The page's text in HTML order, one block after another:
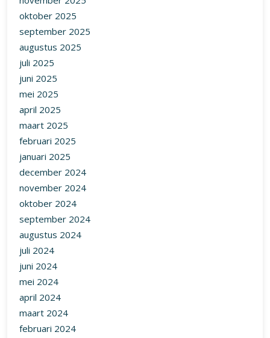
oktober 2025
september 2025
augustus 2025
juli 2025
juni 2025
mei 2025
april 2025
maart 2025
februari 2025
januari 2025
december 2024
november 2024
oktober 2024
september 2024
augustus 2024
juli 2024
juni 2024
mei 2024
april 2024
maart 2024
februari 2024